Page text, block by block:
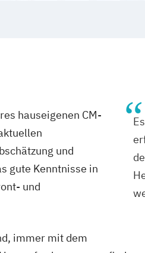
hauseigenen CM-
und
gute Kenntnisse in
und
immer mit dem